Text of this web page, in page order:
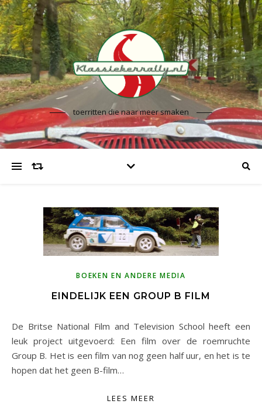
toerritten die naar meer smaken
BOEKEN EN ANDERE MEDIA
EINDELIJK EEN GROUP B FILM
De Britse National Film and Television School heeft een
leuk project uitgevoerd: Een film over de roemruchte
Group B. Het is een film van nog geen half uur, en het is te
hopen dat het geen B-film…
LEES MEER